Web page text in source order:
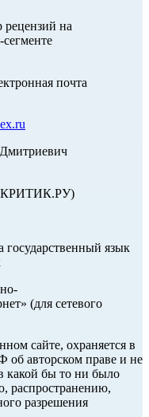
рецензий на
почта
государственный язык
(для сетевого
сайте, охраняется в
об авторском праве и не
какой бы то ни было
распространению,
разрешения